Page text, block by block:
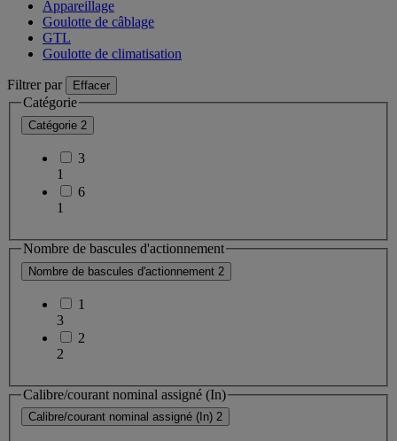
Appareillage
Goulotte de câblage
GTL
Goulotte de climatisation
Filtrer par Effacer
Catégorie
Catégorie 2
3
1
6
1
Nombre de bascules d'actionnement
Nombre de bascules d'actionnement 2
1
3
2
2
Calibre/courant nominal assigné (In)
Calibre/courant nominal assigné (In) 2